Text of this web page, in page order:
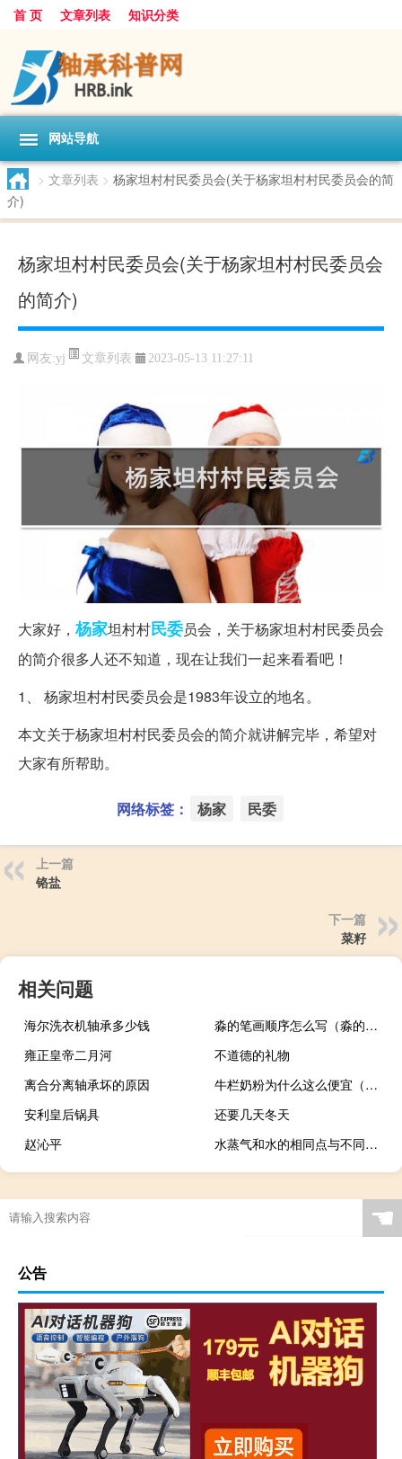
首 页 文章列表 知识分类
网站导航
> 文章列表 > 杨家坦村村民委员会(关于杨家坦村村民委员会的简
介)
杨家坦村村民委员会(关于杨家坦村村民委员会
的简介)
网友:yj 文章列表 2023-05-13 11:27:11
大家好，杨家坦村村民委员会，关于杨家坦村村民委员会
的简介很多人还不知道，现在让我们一起来看看吧！
1、 杨家坦村村民委员会是1983年设立的地名。
本文关于杨家坦村村民委员会的简介就讲解完毕，希望对
大家有所帮助。
网络标签： 杨家 民委
上一篇
铬盐
下一篇
菜籽
相关问题
海尔洗衣机轴承多少钱
淼的笔画顺序怎么写（淼的意思）
雍正皇帝二月河
不道德的礼物
离合分离轴承坏的原因
牛栏奶粉为什么这么便宜（牛栏奶粉好吗）
安利皇后锅具
还要几天冬天
赵沁平
水蒸气和水的相同点与不同点（水和水蒸气的不同点和相同点是什么）
☚
公告